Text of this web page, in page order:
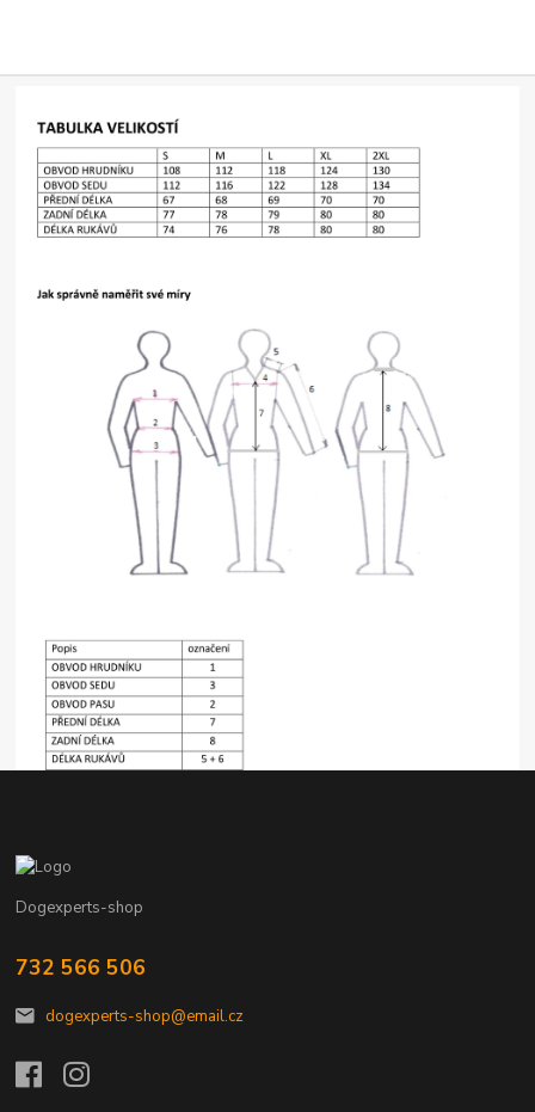
Dogexperts-shop
732 566 506
dogexperts-shop@email.cz